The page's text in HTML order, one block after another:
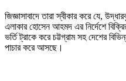
জিজ্ঞাসাবাদে তারা স্বীকার করে যে,
এলাকার হোসেন আহমদ এর নির্দেশে
ভর্তি ট্রাকে করে চট্টগ্রাম সহ দেশের
পাচার করে আসছে।